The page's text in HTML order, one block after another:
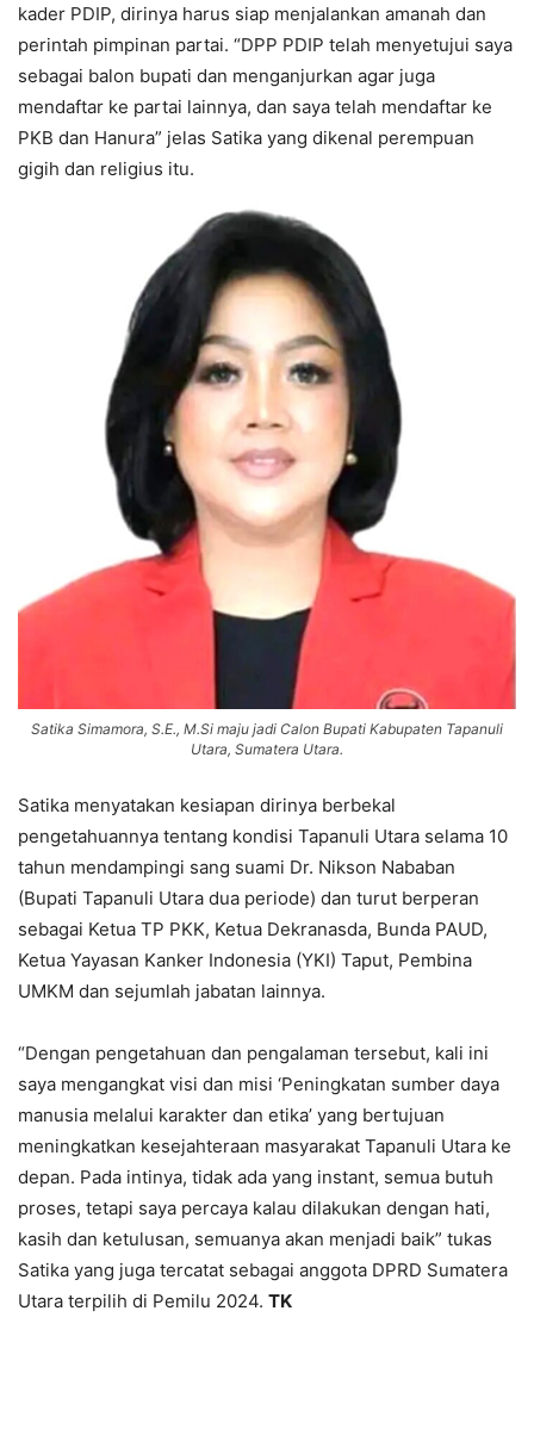
kader PDIP, dirinya harus siap menjalankan amanah dan
perintah pimpinan partai. “DPP PDIP telah menyetujui saya
sebagai balon bupati dan menganjurkan agar juga
mendaftar ke partai lainnya, dan saya telah mendaftar ke
PKB dan Hanura” jelas Satika yang dikenal perempuan
gigih dan religius itu.
Satika Simamora, S.E., M.Si maju jadi Calon Bupati Kabupaten Tapanuli
Utara, Sumatera Utara.
Satika menyatakan kesiapan dirinya berbekal
pengetahuannya tentang kondisi Tapanuli Utara selama 10
tahun mendampingi sang suami Dr. Nikson Nababan
(Bupati Tapanuli Utara dua periode) dan turut berperan
sebagai Ketua TP PKK, Ketua Dekranasda, Bunda PAUD,
Ketua Yayasan Kanker Indonesia (YKI) Taput, Pembina
UMKM dan sejumlah jabatan lainnya.
“Dengan pengetahuan dan pengalaman tersebut, kali ini
saya mengangkat visi dan misi ‘Peningkatan sumber daya
manusia melalui karakter dan etika’ yang bertujuan
meningkatkan kesejahteraan masyarakat Tapanuli Utara ke
depan. Pada intinya, tidak ada yang instant, semua butuh
proses, tetapi saya percaya kalau dilakukan dengan hati,
kasih dan ketulusan, semuanya akan menjadi baik” tukas
Satika yang juga tercatat sebagai anggota DPRD Sumatera
Utara terpilih di Pemilu 2024. TK